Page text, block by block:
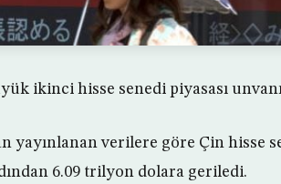
ikinci hisse senedi piyasası
yayınlanan verilere göre Çin hisse
6.09 trilyon dolara geriledi.